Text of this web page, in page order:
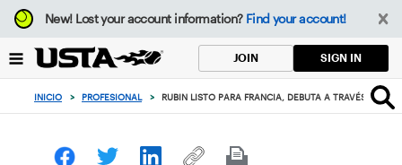
Enfoque
desde
botón
volver
principio
New!Lost your account information? Find your account!
JOIN SIGN IN
INICIO > PROFESIONAL > RUBIN LISTO PARA FRANCIA, DEBUTA A TRAVÉS DEL